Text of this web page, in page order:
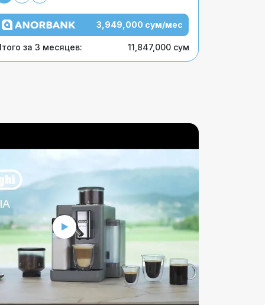
3,949,000 сум/мес
за 3 месяцев: 11,847,000 сум